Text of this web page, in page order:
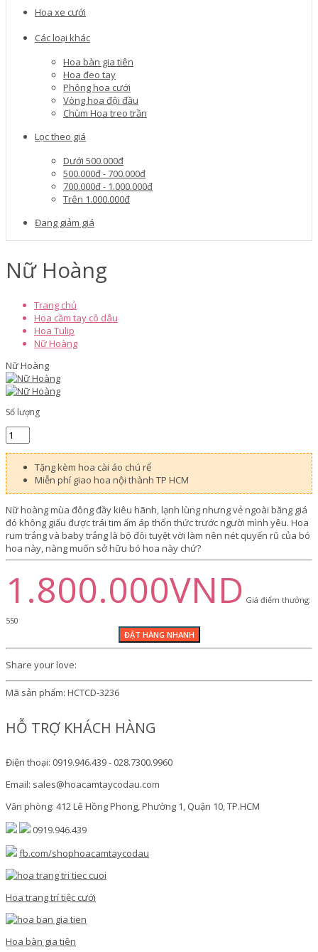
Hoa xe cưới
Các loại khác
Hoa bàn gia tiên
Hoa đeo tay
Phông hoa cưới
Vòng hoa đội đầu
Chùm Hoa treo trần
Lọc theo giá
Dưới 500.000đ
500.000đ - 700.000đ
700.000đ - 1.000.000đ
Trên 1.000.000đ
Đang giảm giá
Nữ Hoàng
Trang chủ
Hoa cầm tay cô dâu
Hoa Tulip
Nữ Hoàng
Nữ Hoàng
Số lượng
Tặng kèm hoa cài áo chú rể
Miễn phí giao hoa nội thành TP HCM
Nữ hoàng mùa đông đầy kiêu hãnh, lạnh lùng nhưng vẻ ngoài băng giá
đó không giấu được trái tim ấm áp thổn thức trước người mình yêu. Hoa
rum trắng và baby trắng là bộ đôi tuyệt vời làm nên nét quyến rũ của bó
hoa này, nàng muốn sở hữu bó hoa này chứ?
1.800.000VND Giá điểm thưởng:
550
Share your love:
Mã sản phẩm: HCTCD-3236
HỖ TRỢ KHÁCH HÀNG
Điện thoại: 0919.946.439 - 028.7300.9960
Email: sales@hoacamtaycodau.com
Văn phòng: 412 Lê Hồng Phong, Phường 1, Quận 10, TP.HCM
0919.946.439
fb.com/shophoacamtaycodau
Hoa trang trí tiệc cưới
Hoa bàn gia tiên